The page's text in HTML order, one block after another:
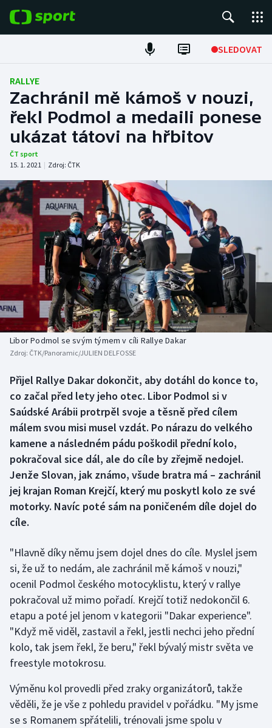
SLEDOVAT
Fotbal
Hokej
Tenis
Atletika
Cyklistika
DALŠÍ SPORTY
Americký fotbal
Baseball a softbal
Basketbal
Biatlon
Box
Curling
Dostihy
Florbal
Futsal
Gymnastika
Házená
Jezdectví
Judo
Krasobruslení
Lezení
NEPŘEHLÉDNĚTE
Soutěže
Historické návraty
Aplikace ČT sport
RALLYE
Zachránil mě kámoš v nouzi,
řekl Podmol a medaili ponese
ukázat tátovi na hřbitov
ČT sport
15. 1. 2021 | Zdroj: ČTK
Libor Podmol se svým týmem v cíli Rallye Dakar
Zdroj: ČTK/Panoramic/JULIEN DELFOSSE
Přijel Rallye Dakar dokončit, aby dotáhl do konce to,
co začal před lety jeho otec. Libor Podmol si v
Saúdské Arábii protrpěl svoje a těsně před cílem
málem svou misi musel vzdát. Po nárazu do velkého
kamene a následném pádu poškodil přední kolo,
pokračoval sice dál, ale do cíle by zřejmě nedojel.
Jenže Slovan, jak známo, všude bratra má – zachránil
jej krajan Roman Krejčí, který mu poskytl kolo ze své
motorky. Navíc poté sám na poničeném díle dojel do
cíle.
"Hlavně díky němu jsem dojel dnes do cíle. Myslel jsem
si, že už to nedám, ale zachránil mě kámoš v nouzi,"
ocenil Podmol českého motocyklistu, který v rallye
pokračoval už mimo pořadí. Krejčí totiž nedokončil 6.
etapu a poté jel jenom v kategorii "Dakar experience".
"Když mě viděl, zastavil a řekl, jestli nechci jeho přední
kolo, tak jsem řekl, že beru," řekl bývalý mistr světa ve
freestyle motokrosu.
Výměnu kol provedli před zraky organizátorů, takže
věděli, že je vše z pohledu pravidel v pořádku. "My jsme
se s Romanem spřátelili, trénovali jsme spolu v